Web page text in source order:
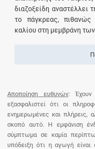
διαζοξείδη αναστέλλει
το πάγκρεας, πιθανώς
καλίου στη μεμβράνη
Αποποίηση ευθυνών: Έχουν
εξασφαλιστεί ότι οι
ενημερωμένες και πλήρεις,
σκοπό αυτό. Η εμφάνιση
σύμπτωμα σε καμία
υπόδειξη ότι η αγωγή